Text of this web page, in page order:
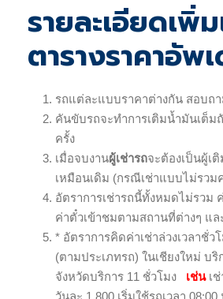
รายละเอียดเพิ่
ตารางราคาอัพ
รถแต่ละแบบราคาต่างกัน สอบถ
คันขับรถจะทำการเติมน้ำมันเต็ม
ครั้ง
เมื่อจบงานผู้เช่ารถจะต้องเป็นผู้เ
เหมือนเดิม (กรณีเช่าแบบไม่รวม
อัตราการเช่ารถนี้ทั้งหมดไม่รวม
ค่าตั๋วเข้าชมตามสถานที่ต่างๆ แ
* อัตราการคิดค่าเช่าล่วงเวลาชั่ว
(ตามประเภทรถ) ในเชียงใหม่ บริ
จังหวัดบริการ 11 ชั่วโมง เช่นเช่
วันละ 1,800 เริ่มใช้รถเวลา